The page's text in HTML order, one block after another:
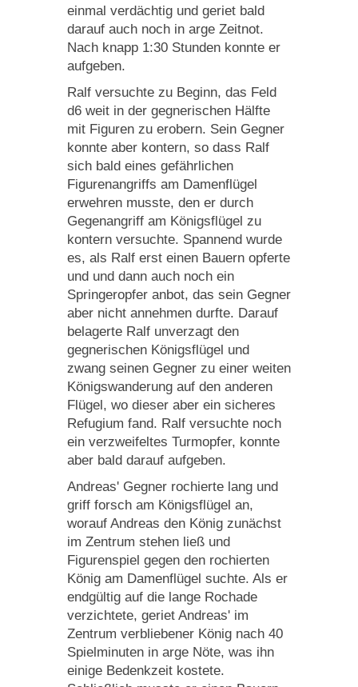
einmal verdächtig und geriet bald
darauf auch noch in arge Zeitnot.
Nach knapp 1:30 Stunden konnte er
aufgeben.
Ralf versuchte zu Beginn, das Feld
d6 weit in der gegnerischen Hälfte
mit Figuren zu erobern. Sein Gegner
konnte aber kontern, so dass Ralf
sich bald eines gefährlichen
Figurenangriffs am Damenflügel
erwehren musste, den er durch
Gegenangriff am Königsflügel zu
kontern versuchte. Spannend wurde
es, als Ralf erst einen Bauern opferte
und und dann auch noch ein
Springeropfer anbot, das sein Gegner
aber nicht annehmen durfte. Darauf
belagerte Ralf unverzagt den
gegnerischen Königsflügel und
zwang seinen Gegner zu einer weiten
Königswanderung auf den anderen
Flügel, wo dieser aber ein sicheres
Refugium fand. Ralf versuchte noch
ein verzweifeltes Turmopfer, konnte
aber bald darauf aufgeben.
Andreas' Gegner rochierte lang und
griff forsch am Königsflügel an,
worauf Andreas den König zunächst
im Zentrum stehen ließ und
Figurenspiel gegen den rochierten
König am Damenflügel suchte. Als er
endgültig auf die lange Rochade
verzichtete, geriet Andreas' im
Zentrum verbliebener König nach 40
Spielminuten in arge Nöte, was ihn
einige Bedenkzeit kostete.